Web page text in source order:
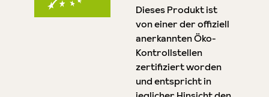
Dieses Produkt ist
von einer der offiziell
anerkannten Öko-
Kontrollstellen
zertifiziert worden
und entspricht in